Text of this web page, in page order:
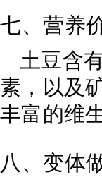
七、营养
土豆含
素，以及
丰富的维
八、变体